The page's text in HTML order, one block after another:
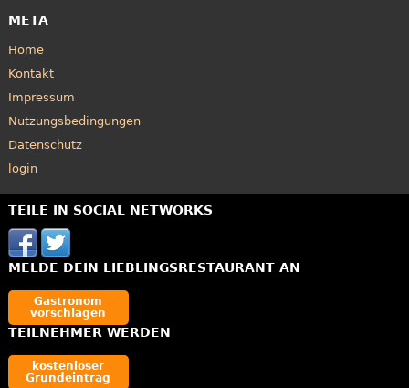
META
Home
Kontakt
Impressum
Nutzungsbedingungen
Datenschutz
login
TEILE IN SOCIAL NETWORKS
MELDE DEIN LIEBLINGSRESTAURANT AN
Gastronom
vorschlagen
TEILNEHMER WERDEN
kostenloser
Grundeintrag